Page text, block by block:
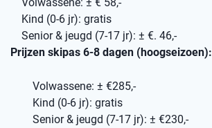
Kind (0-6 jr): gratis
Senior & jeugd (7-17 jr): ± €. 46,-
Prijzen skipas 6-8 dagen (hoogseizoen):
Volwassene: ± €285,-
Kind (0-6 jr): gratis
Senior & jeugd (7-17 jr): ± €230,-